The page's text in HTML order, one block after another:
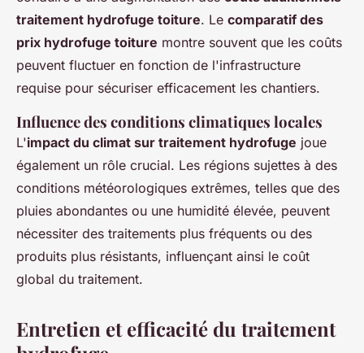
traitement hydrofuge toiture. Le comparatif des
prix hydrofuge toiture montre souvent que les coûts
peuvent fluctuer en fonction de l'infrastructure
requise pour sécuriser efficacement les chantiers.
Influence des conditions climatiques locales
L'impact du climat sur traitement hydrofuge joue
également un rôle crucial. Les régions sujettes à des
conditions météorologiques extrêmes, telles que des
pluies abondantes ou une humidité élevée, peuvent
nécessiter des traitements plus fréquents ou des
produits plus résistants, influençant ainsi le coût
global du traitement.
Entretien et efficacité du traitement